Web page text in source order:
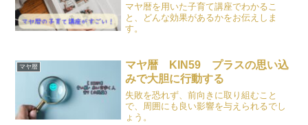
マヤ暦を用いた子育て講座でわかるこ
と、どんな効果があるかをお伝えしま
す。
マヤ暦
マヤ暦 KIN59 プラスの思い込
みで大胆に行動する
失敗を恐れず、前向きに取り組むこと
で、周囲にも良い影響を与えられるでし
ょう。